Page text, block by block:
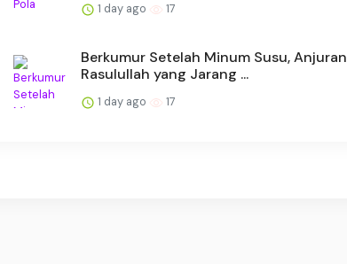
1 day ago 17
Berkumur Setelah Minum Susu, Anjuran
Rasulullah yang Jarang ...
1 day ago 17